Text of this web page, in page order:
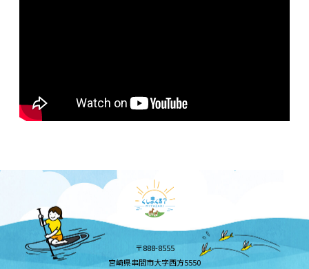
〒888-8555
宮崎県串間市大字西方5550